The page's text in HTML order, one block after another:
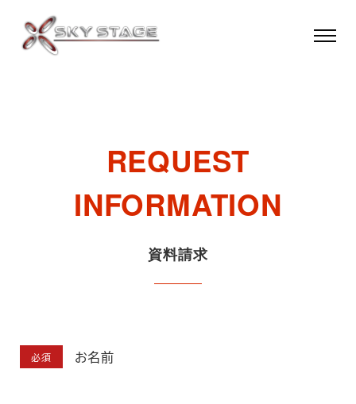
REQUEST
INFORMATION
資料請求
必須 お名前